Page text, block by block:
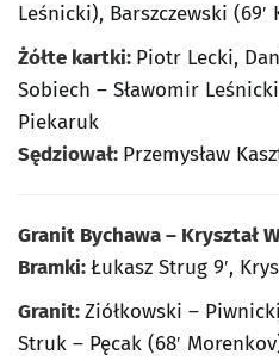
Leśnicki), Barszczewski (69′
Żółte kartki: Piotr Lecki,
Sobiech – Sławomir
Piekaruk
Sędziował: Przemysław
Granit Bychawa – Kryształ
Bramki:Łukasz Strug 9′,
Granit:Ziółkowski –
Struk – Pęcak (68′